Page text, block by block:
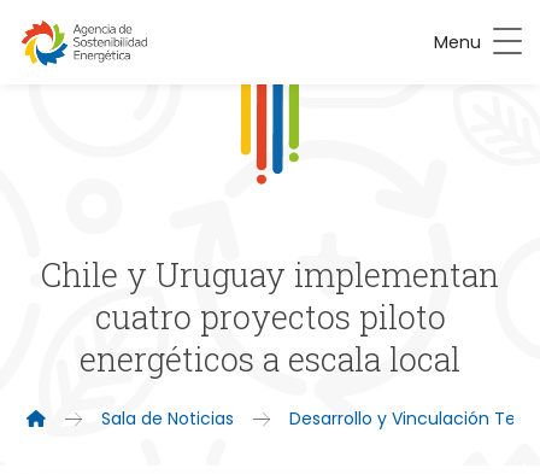
Menu
Chile y Uruguay implementan
cuatro proyectos piloto
energéticos a escala local
Sala de Noticias Desarrollo y Vinculación